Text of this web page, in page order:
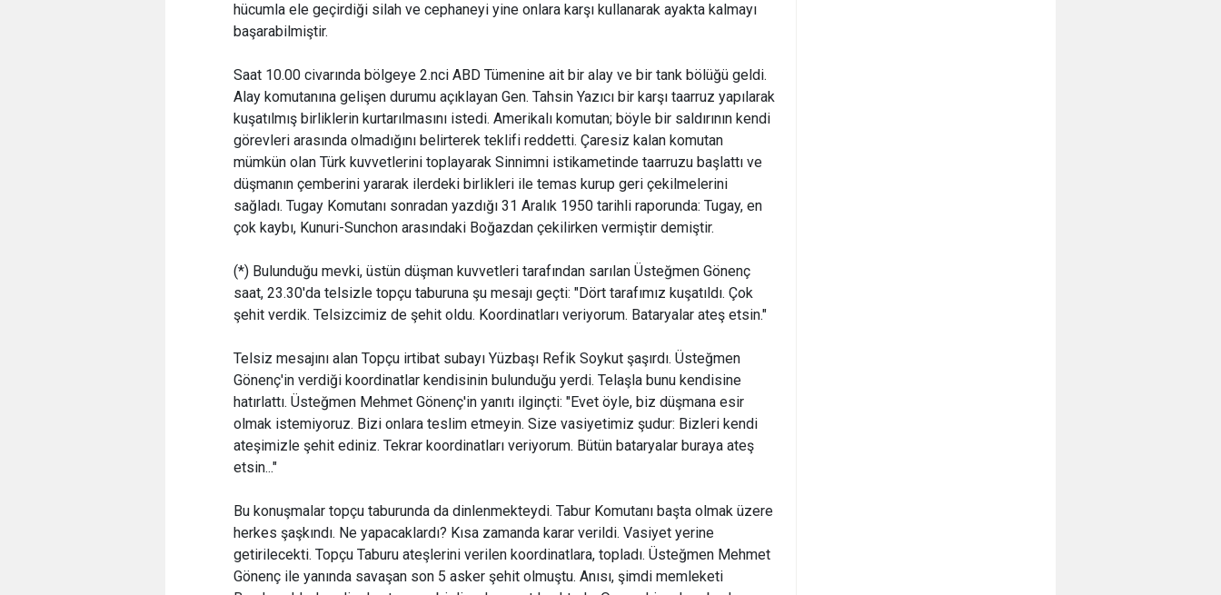
hücumla ele geçirdiği silah ve cephaneyi yine onlara karşı kullanarak ayakta kalmayı
başarabilmiştir.
Saat 10.00 civarında bölgeye 2.nci ABD Tümenine ait bir alay ve bir tank bölüğü geldi.
Alay komutanına gelişen durumu açıklayan Gen. Tahsin Yazıcı bir karşı taarruz yapılarak
kuşatılmış birliklerin kurtarılmasını istedi. Amerikalı komutan; böyle bir saldırının kendi
görevleri arasında olmadığını belirterek teklifi reddetti. Çaresiz kalan komutan
mümkün olan Türk kuvvetlerini toplayarak Sinnimni istikametinde taarruzu başlattı ve
düşmanın çemberini yararak ilerdeki birlikleri ile temas kurup geri çekilmelerini
sağladı. Tugay Komutanı sonradan yazdığı 31 Aralık 1950 tarihli raporunda: Tugay, en
çok kaybı, Kunuri-Sunchon arasındaki Boğazdan çekilirken vermiştir demiştir.
(*) Bulunduğu mevki, üstün düşman kuvvetleri tarafından sarılan Üsteğmen Gönenç
saat, 23.30'da telsizle topçu taburuna şu mesajı geçti: "Dört tarafımız kuşatıldı. Çok
şehit verdik. Telsizcimiz de şehit oldu. Koordinatları veriyorum. Bataryalar ateş etsin."
Telsiz mesajını alan Topçu irtibat subayı Yüzbaşı Refik Soykut şaşırdı. Üsteğmen
Gönenç'in verdiği koordinatlar kendisinin bulunduğu yerdi. Telaşla bunu kendisine
hatırlattı. Üsteğmen Mehmet Gönenç'in yanıtı ilginçti: "Evet öyle, biz düşmana esir
olmak istemiyoruz. Bizi onlara teslim etmeyin. Size vasiyetimiz şudur: Bizleri kendi
ateşimizle şehit ediniz. Tekrar koordinatları veriyorum. Bütün bataryalar buraya ateş
etsin..."
Bu konuşmalar topçu taburunda da dinlenmekteydi. Tabur Komutanı başta olmak üzere
herkes şaşkındı. Ne yapacaklardı? Kısa zamanda karar verildi. Vasiyet yerine
getirilecekti. Topçu Taburu ateşlerini verilen koordinatlara, topladı. Üsteğmen Mehmet
Gönenç ile yanında savaşan son 5 asker şehit olmuştu. Anısı, şimdi memleketi